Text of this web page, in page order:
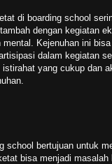
di boarding school
dengan kegiatan
Kejenuhan ini
dalam kegiatan
yang cukup dan
school bertujuan untuk
bisa menjadi